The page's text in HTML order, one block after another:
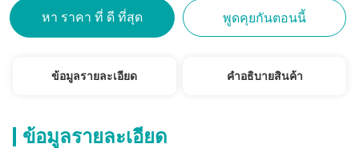
หา ราคา ที่ ดี ที่สุด พูดคุยกันตอนนี้
ข้อมูลรายละเอียด คําอธิบายสินค้า
ข้อมูลรายละเอียด